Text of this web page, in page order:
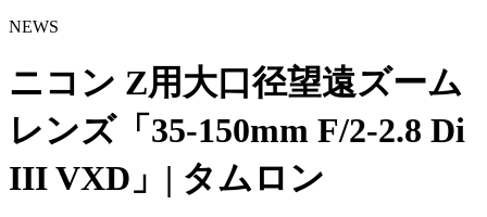
NEWS
ニコン Z用大口径望遠ズーム
レンズ「35-150mm F/2-2.8 Di
III VXD」| タムロン